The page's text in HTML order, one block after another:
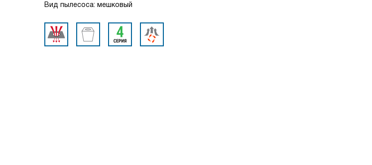
Вид пылесоса: мешковый